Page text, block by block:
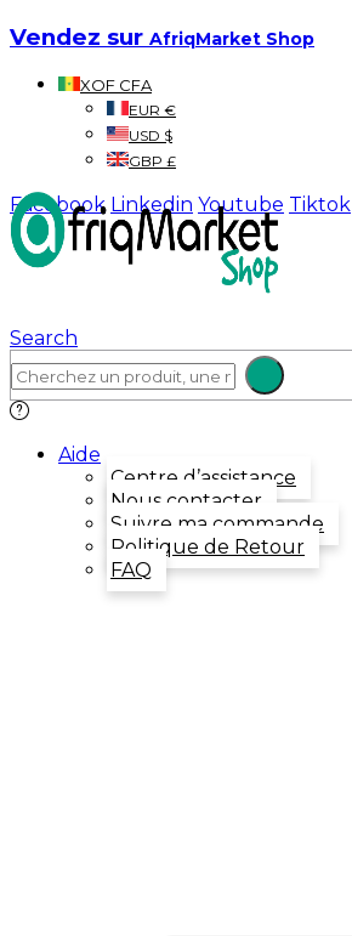
Vendez sur AfriqMarket Shop
XOF CFA
EUR €
USD $
GBP £
Facebook Linkedin Youtube Tiktok
Search
Aide
Centre d’assistance
Nous contacter
Suivre ma commande
Politique de Retour
FAQ